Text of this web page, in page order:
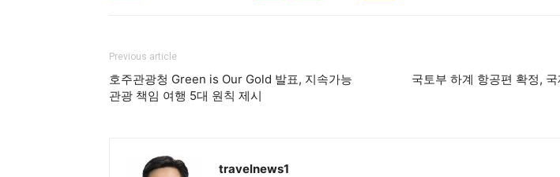
Previous article
호주관광청 Green is Our Gold 발표, 지속가능
관광 책임 여행 5대 원칙 제시
국토부 하계 항공편 확정,
travelnews1